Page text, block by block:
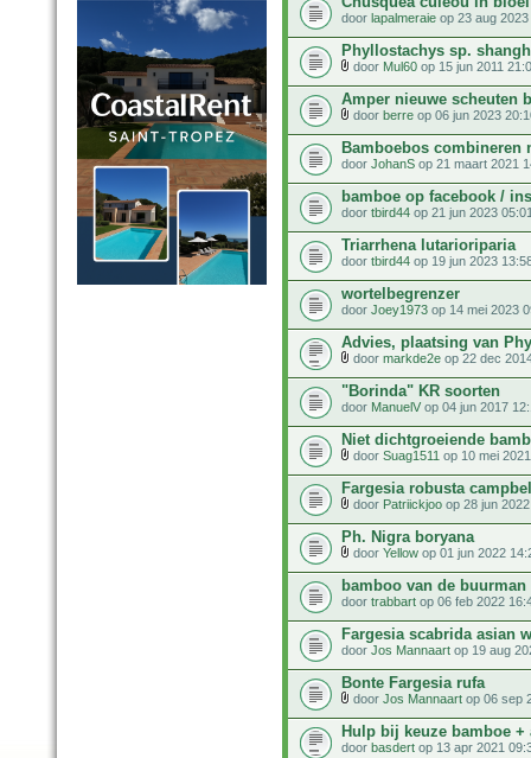
door lapalmeraie op 23 aug
Phyllostachys sp.
door Mul60 op 15 jun 2011
Amper nieuwe scheuten
door berre op 06 jun 2023
Bamboebos combineren
door JohanS op 21 maart 2021
bamboe op facebook /
door tbird44 op 21 jun 2023
Triarrhena lutarioriparia
door tbird44 op 19 jun 2023
wortelbegrenzer
door Joey1973 op 14 mei 2023
Advies, plaatsing van
door markde2e op 22 dec
"Borinda" KR soorten
door ManuelV op 04 jun 2017
Niet dichtgroeiende
door Suag1511 op 10 mei
Fargesia robusta
door Patriickjoo op 28 jun
Ph. Nigra boryana
door Yellow op 01 jun 2022
bamboo van de buurman
door trabbart op 06 feb 2022
Fargesia scabrida asian
door Jos Mannaart op 19 aug
Bonte Fargesia rufa
door Jos Mannaart op 06 sep
Hulp bij keuze bamboe +
door basdert op 13 apr 2021